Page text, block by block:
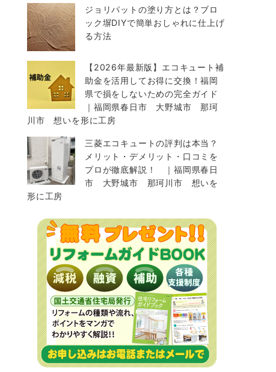
ジョリパットの塗り方とは？ブロ
ック塀DIYで簡単おしゃれに仕上げ
る方法
【2026年最新版】エコキュート補
助金を活用してお得に交換！福岡
県で損をしないための完全ガイド
｜福岡県春日市 大野城市 那珂
川市 想いを形に工房
三菱エコキュートの評判は本当？
メリット・デメリット・口コミを
プロが徹底解説！ ｜福岡県春日
市 大野城市 那珂川市 想いを
形に工房